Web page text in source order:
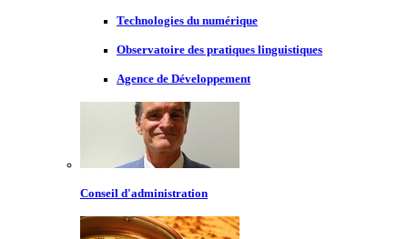
Technologies du numérique
Observatoire des pratiques linguistiques
Agence de Développement
Conseil d'administration